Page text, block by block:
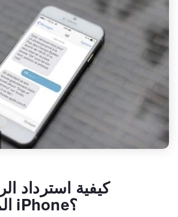
كيفية استرداد
المحذوفة على iPhone؟